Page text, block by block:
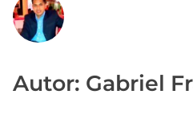
Autor: Gabriel